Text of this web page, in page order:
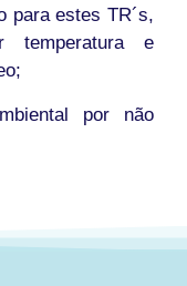
para estes TR´s,
temperatura e
por não